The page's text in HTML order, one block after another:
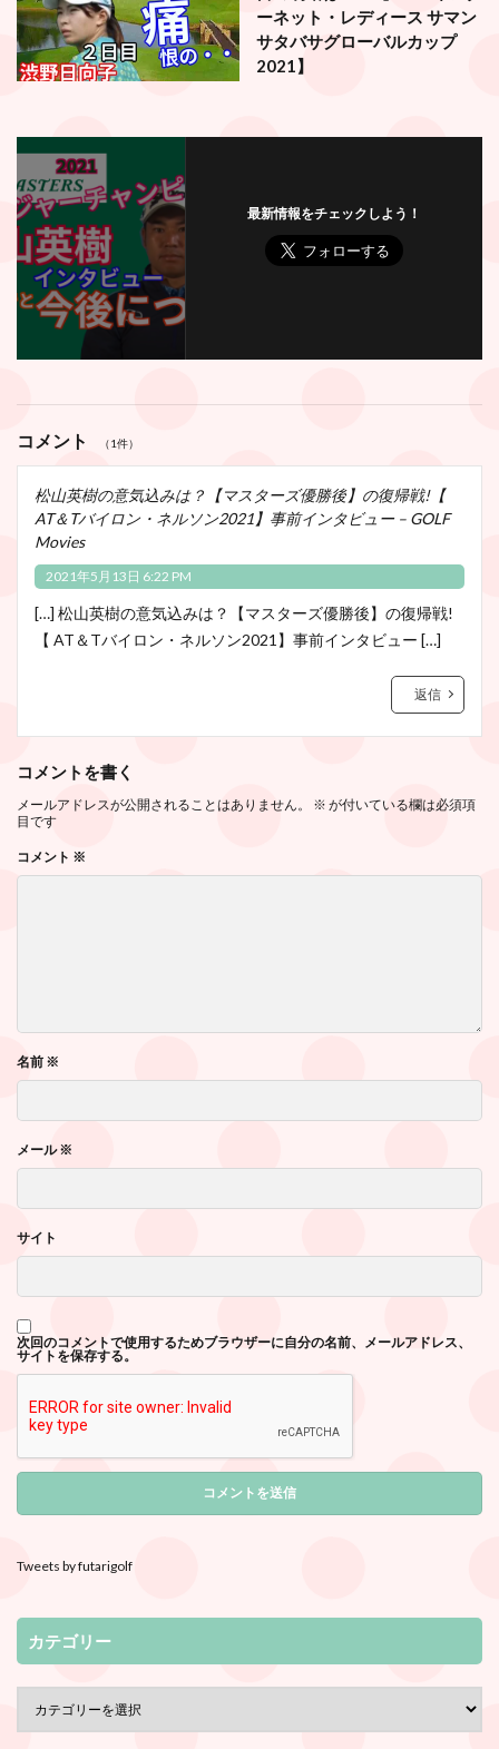
ーネット・レディース サマン
サタバサグローバルカップ
2021】
最新情報をチェックしよう！
コメント （1件）
松山英樹の意気込みは？【マスターズ優勝後】の復帰戦!【
AT＆Tバイロン・ネルソン2021】事前インタビュー – GOLF
Movies
2021年5月13日 6:22 PM
[…] 松山英樹の意気込みは？【マスターズ優勝後】の復帰戦!
【 AT＆Tバイロン・ネルソン2021】事前インタビュー […]
返信
コメントを書く
メールアドレスが公開されることはありません。 ※ が付いている欄は必須項
目です
コメント ※
名前 ※
メール※
サイト
次回のコメントで使用するためブラウザーに自分の名前、メールアドレス、
サイトを保存する。
Tweets by futarigolf
カテゴリー